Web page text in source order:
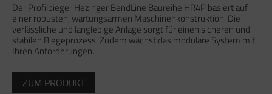
Der Profilbieger Hezinger BendLine Baureihe HR4P basiert auf
einer robusten, wartungsarmen Maschinenkonstruktion. Die
verlässliche und langlebige Anlage sorgt für einen sicheren und
stabilen Biegeprozess. Zudem wächst das modulare System mit
Ihren Anforderungen.
ZUM PRODUKT